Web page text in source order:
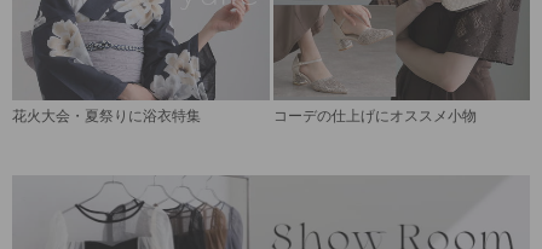
花火大会・夏祭りに浴衣特集 コーデの仕上げにオススメ小物